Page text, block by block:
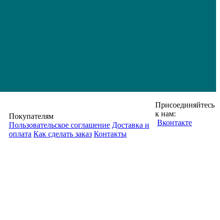
Покупателям
Пользовательское соглашение Доставка и
оплата Как сделать заказ Контакты
Присоединяйтесь
к нам:
Вконтакте